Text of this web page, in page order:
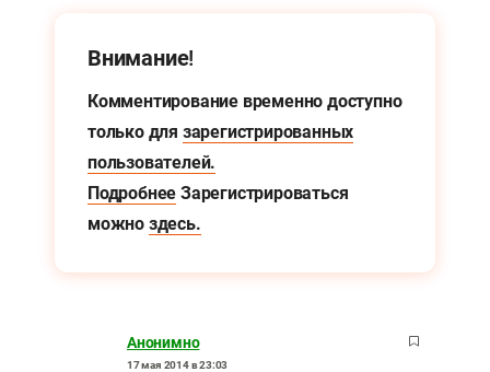
Внимание!
Комментирование временно доступно
только для зарегистрированных
пользователей.
Подробнее Зарегистрироваться
можно здесь.
Анонимно
17 мая 2014 в 23:03